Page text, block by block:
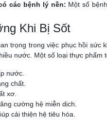
các bệnh lý nền: Một số
Khi Bị Sốt
trọng trong việc phục hồi sức
nước. Một số loại thực phẩm
nước.
chất.
xơ.
cường hệ miễn dịch.
cải thiện hệ tiêu hóa.